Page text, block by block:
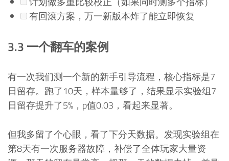
有回滚方案，万一新版本炸了能立即恢复
3.3 一个翻车的案例
有一次我们测一个新的新手引导流程，核心指标是7
日留存。跑了10天，样本量够了，结果显示实验组7
日留存提升了5%，p值0.03，看起来显著。
但我多留了个心眼，看了下分天数据。发现实验组在
第8天有一次服务器故障，补偿了全体玩家大量资